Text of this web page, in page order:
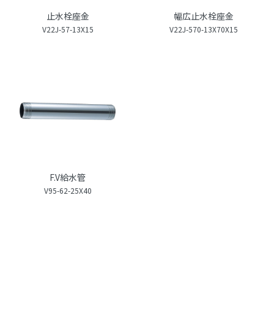
止水栓座金
V22J-57-13X15
幅広止水栓座金
V22J-570-13X70X15
F.V給水管
V95-62-25X40